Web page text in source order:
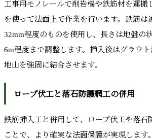
工事用モノレールで削岩機や鉄筋材を運搬
を使って法面上で作業を行います。鉄筋は
32mm程度のものを使用し、長さは地盤の
6m程度まで調整します。挿入後はグラウ
地山を強固に結合させます。
ロープ伏工と落石防護網工の併用
鉄筋挿入工と併用して、ロープ伏工や落石
ことで、より確実な法面保護が実現します